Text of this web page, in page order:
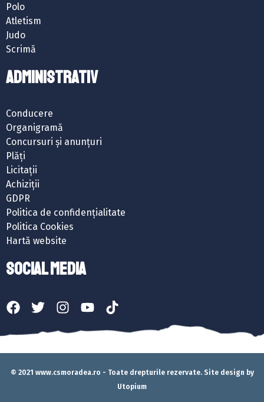
Polo
Atletism
Judo
Scrimă
ADMINISTRATIV
Conducere
Organigramă
Concursuri și anunțuri
Plăți
Licitații
Achiziții
GDPR
Politica de confidențialitate
Politica Cookies
Hartă website
SOCIAL MEDIA
© 2021 www.csmoradea.ro - Toate drepturile rezervate. Site design by
Utopium